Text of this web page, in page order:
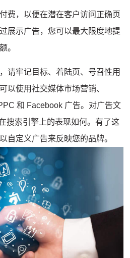
费，以便在潜在客户访问正确页
展示广告，您可以最大限度地提
。
请牢记目标、着陆页、号召性用
以使用社交媒体市场营销、
和 Facebook 广告。 对广告文
搜索引擎上的表现如何。有了这
自定义广告来反映您的品牌。